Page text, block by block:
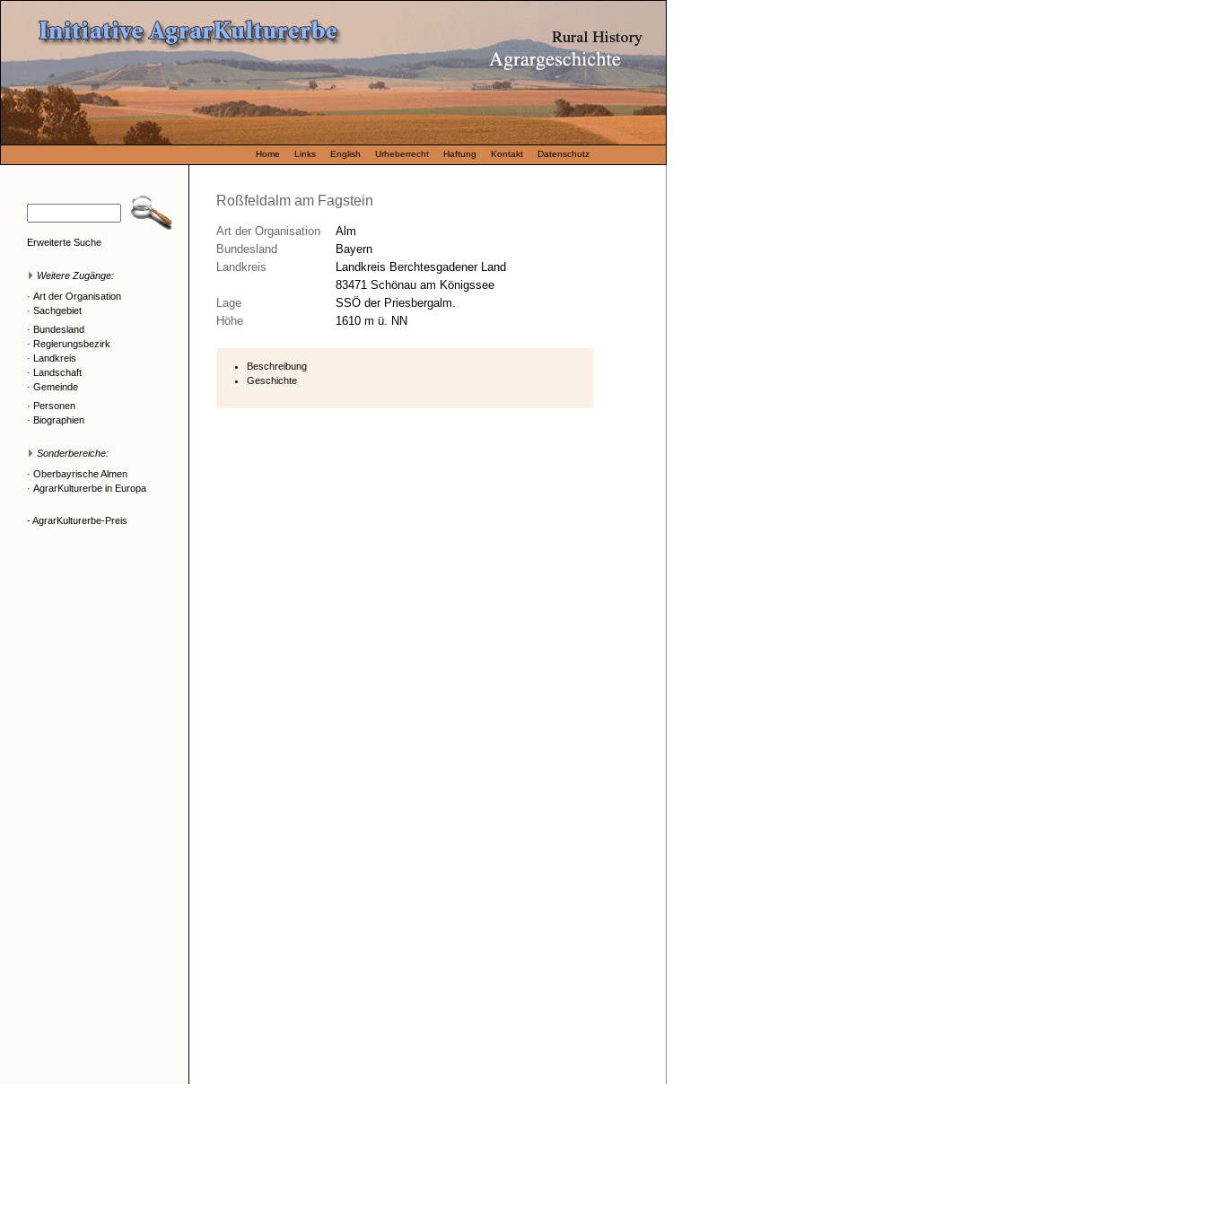
Home Links English Urheberrecht Haftung Kontakt Datenschutz
Erweiterte Suche
Weitere Zugänge:
· Art der Organisation
· Sachgebiet
· Bundesland
· Regierungsbezirk
· Landkreis
· Landschaft
· Gemeinde
· Personen
· Biographien
Sonderbereiche:
· Oberbayrische Almen
· AgrarKulturerbe in Europa
- AgrarKulturerbe-Preis
Roßfeldalm am Fagstein
Art der Organisation
Alm
Bundesland
Bayern
Landkreis
Landkreis Berchtesgadener Land
83471 Schönau am Königssee
Lage
SSÖ der Priesbergalm.
Höhe
1610 m ü. NN
Beschreibung
Geschichte